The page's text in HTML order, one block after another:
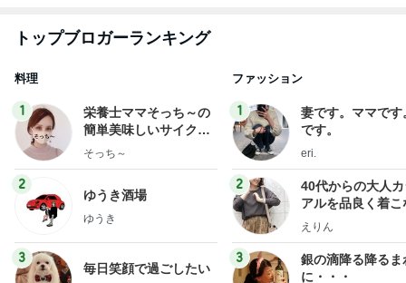
トップブロガーランキング
料理
1
栄養士ママそっち～の
簡単美味しいサイクル
献立
そっち～
2
ゆうき酒場
ゆうき
3
毎日笑顔で過ごしたい
ファッション
1
妻です。ママです
です。
eri.
2
40代からの大人
アルを品良く着こ
ファッションブロ
えりん
3
銀の滴降る降るま
に・・・